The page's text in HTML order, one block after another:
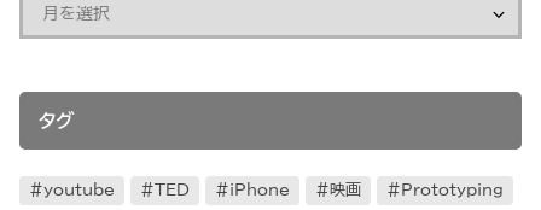
タグ
youtube TED iPhone 映画 Prototyping